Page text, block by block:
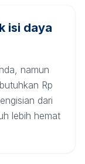
isi daya
namun
Rp
dari
lebih hemat